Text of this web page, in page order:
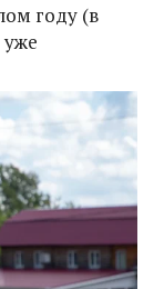
году (в
уже